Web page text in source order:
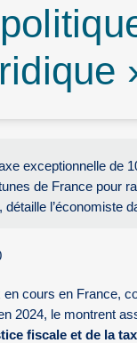
exceptionnelle de
de France pour
détaille l’économiste
en cours en France,
2024, le montrent
fiscale et de la